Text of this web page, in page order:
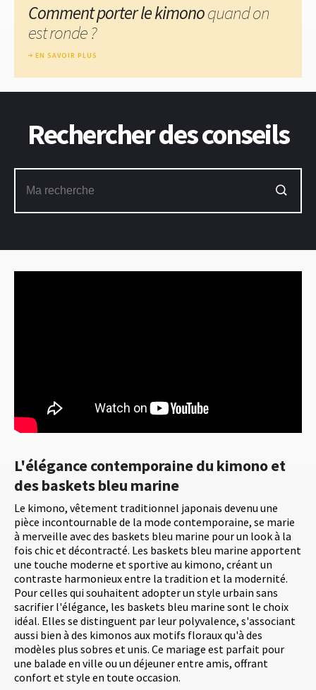
L'élégance contemporaine du kimono et
des baskets bleu marine
Le kimono, vêtement traditionnel japonais devenu une
pièce incontournable de la mode contemporaine, se marie
à merveille avec des baskets bleu marine pour un look à la
fois chic et décontracté. Les baskets bleu marine apportent
une touche moderne et sportive au kimono, créant un
contraste harmonieux entre la tradition et la modernité.
Pour celles qui souhaitent adopter un style urbain sans
sacrifier l'élégance, les baskets bleu marine sont le choix
idéal. Elles se distinguent par leur polyvalence, s'associant
aussi bien à des kimonos aux motifs floraux qu'à des
modèles plus sobres et unis. Ce mariage est parfait pour
une balade en ville ou un déjeuner entre amis, offrant
confort et style en toute occasion.
Comment porter le kimonoquand on
est ronde ?
EN SAVOIR PLUS
Rechercher des conseils